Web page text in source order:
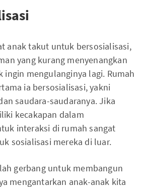
anak takut untuk bersosialisasi,
yang kurang menyenangkan
ingin mengulanginya lagi. Rumah
ia bersosialisasi, yakni
saudara-saudaranya. Jika
kecakapan dalam
interaksi di rumah sangat
sosialisasi mereka di luar.
gerbang untuk membangun
mengantarkan anak-anak kita